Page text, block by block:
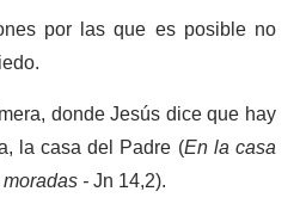
por las que es posible no
donde Jesús dice que hay
la casa del Padre (En la casa
-Jn 14,2).